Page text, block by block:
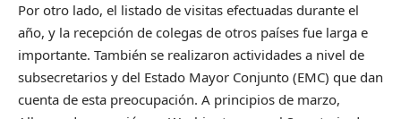
Por otro lado, el listado de visitas efectuadas durante el
año, y la recepción de colegas de otros países fue larga e
importante. También se realizaron actividades a nivel de
subsecretarios y del Estado Mayor Conjunto (EMC) que dan
cuenta de esta preocupación. A principios de marzo,